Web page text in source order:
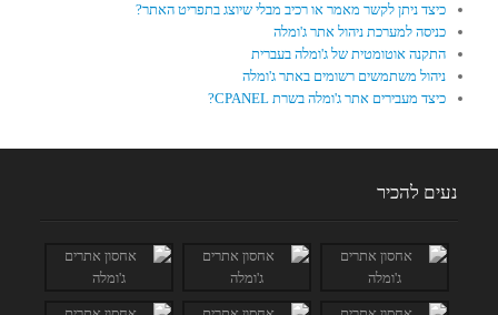
כיצד ניתן לקשר מאמר או רכיב מבלי שיוצג בתפריט האתר?
כניסה למערכת ניהול אתר ג'ומלה
התקנה אוטומטית של ג'ומלה בעברית
ניהול משתמשים רשומים באתר ג'ומלה
כיצד מעבירים אתר ג'ומלה בשרת CPANEL?
נעים להכיר